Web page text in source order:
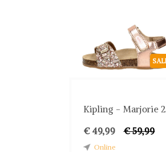
Kipling - Marjorie 2
€ 49,99
€ 59,99
Online